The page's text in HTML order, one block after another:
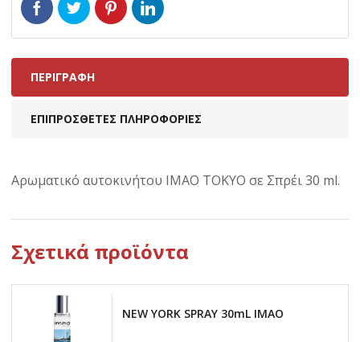
ΠΕΡΙΓΡΑΦΉ
ΕΠΙΠΡΌΣΘΕΤΕΣ ΠΛΗΡΟΦΟΡΊΕΣ
Αρωματικό αυτοκινήτου IMAO TOKYO σε Σπρέι 30 ml.
Σχετικά προϊόντα
NEW YORK SPRAY 30mL IMAO